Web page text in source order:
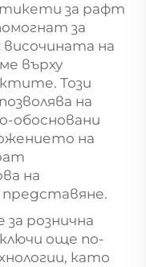
за рафт
за
височината на
върху
Този
на
обосновани
на
на
представяне.
рознична
още по-
като